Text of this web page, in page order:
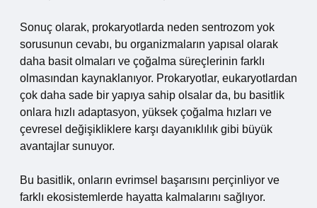
Sonuç olarak, prokaryotlarda neden sentrozom yok
sorusunun cevabı, bu organizmaların yapısal olarak
daha basit olmaları ve çoğalma süreçlerinin farklı
olmasından kaynaklanıyor. Prokaryotlar, eukaryotlardan
çok daha sade bir yapıya sahip olsalar da, bu basitlik
onlara hızlı adaptasyon, yüksek çoğalma hızları ve
çevresel değişikliklere karşı dayanıklılık gibi büyük
avantajlar sunuyor.
Bu basitlik, onların evrimsel başarısını perçinliyor ve
farklı ekosistemlerde hayatta kalmalarını sağlıyor.